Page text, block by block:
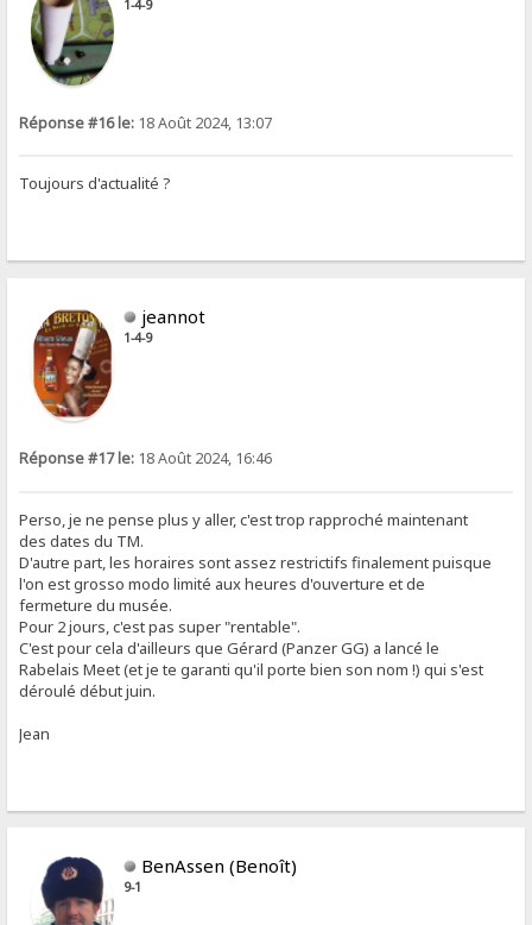
1-4-9
Réponse #16 le: 18 Août 2024, 13:07
Toujours d'actualité ?
jeannot
1-4-9
Réponse #17 le: 18 Août 2024, 16:46
Perso, je ne pense plus y aller, c'est trop rapproché maintenant
des dates du TM.
D'autre part, les horaires sont assez restrictifs finalement puisque
l'on est grosso modo limité aux heures d'ouverture et de
fermeture du musée.
Pour 2 jours, c'est pas super "rentable".
C'est pour cela d'ailleurs que Gérard (Panzer GG) a lancé le
Rabelais Meet (et je te garanti qu'il porte bien son nom !) qui s'est
déroulé début juin.
Jean
BenAssen (Benoît)
9-1